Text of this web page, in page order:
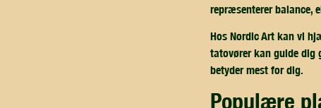
repræsenterer balance,
Hos Nordic Art kan vi
tatovører kan guide dig
betyder mest for dig.
populære